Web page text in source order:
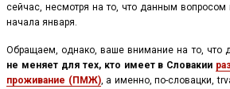
сейчас, несмотря на то, что данным
начала января.
Обращаем, однако, ваше внимание на то, что
не меняет для тех, кто имеет в Словакии
проживание (ПМЖ), а именно, по-словацки,